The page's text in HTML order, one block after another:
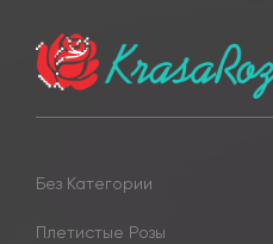
Без Категории
Плетистые Розы